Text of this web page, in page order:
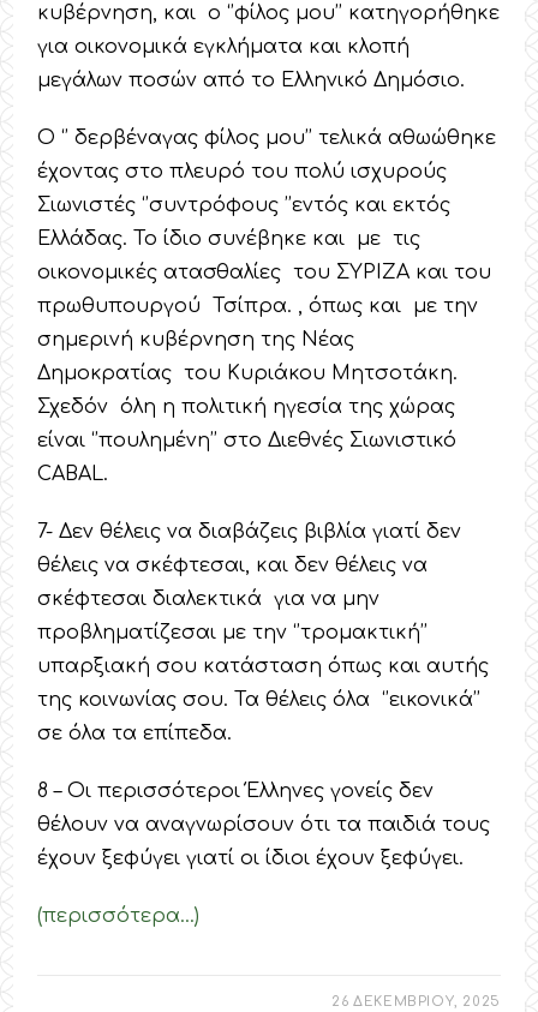
κυβέρνηση, και ο ‘’φίλος μου’’ κατηγορήθηκε
για οικονομικά εγκλήματα και κλοπή
μεγάλων ποσών από το Ελληνικό Δημόσιο.
Ο ‘’ δερβέναγας φίλος μου’’ τελικά αθωώθηκε
έχοντας στο πλευρό του πολύ ισχυρούς
Σιωνιστές ‘’συντρόφους ’’εντός και εκτός
Ελλάδας. Το ίδιο συνέβηκε και με τις
οικονομικές ατασθαλίες του ΣΥΡΙΖΑ και του
πρωθυπουργού Τσίπρα. , όπως και με την
σημερινή κυβέρνηση της Νέας
Δημοκρατίας του Κυριάκου Μητσοτάκη.
Σχεδόν όλη η πολιτική ηγεσία της χώρας
είναι ‘’πουλημένη’’ στο Διεθνές Σιωνιστικό
CABAL.
7- Δεν θέλεις να διαβάζεις βιβλία γιατί δεν
θέλεις να σκέφτεσαι, και δεν θέλεις να
σκέφτεσαι διαλεκτικά για να μην
προβληματίζεσαι με την ‘’τρομακτική’’
υπαρξιακή σου κατάσταση όπως και αυτής
της κοινωνίας σου. Τα θέλεις όλα ‘’εικονικά’’
σε όλα τα επίπεδα.
8 – Οι περισσότεροι Έλληνες γονείς δεν
θέλουν να αναγνωρίσουν ότι τα παιδιά τους
έχουν ξεφύγει γιατί οι ίδιοι έχουν ξεφύγει.
(περισσότερα…)
26 ΔΕΚΕΜΒΡΙΟΥ, 2025